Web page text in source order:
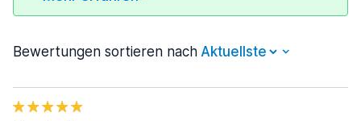
Bewertungen sortieren nach